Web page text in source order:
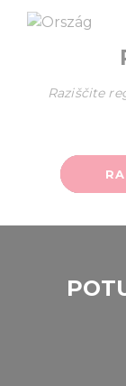
Raziščite